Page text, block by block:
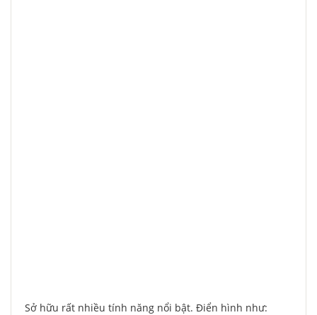
Sở hữu rất nhiều tính năng nổi bật. Điển hình như: